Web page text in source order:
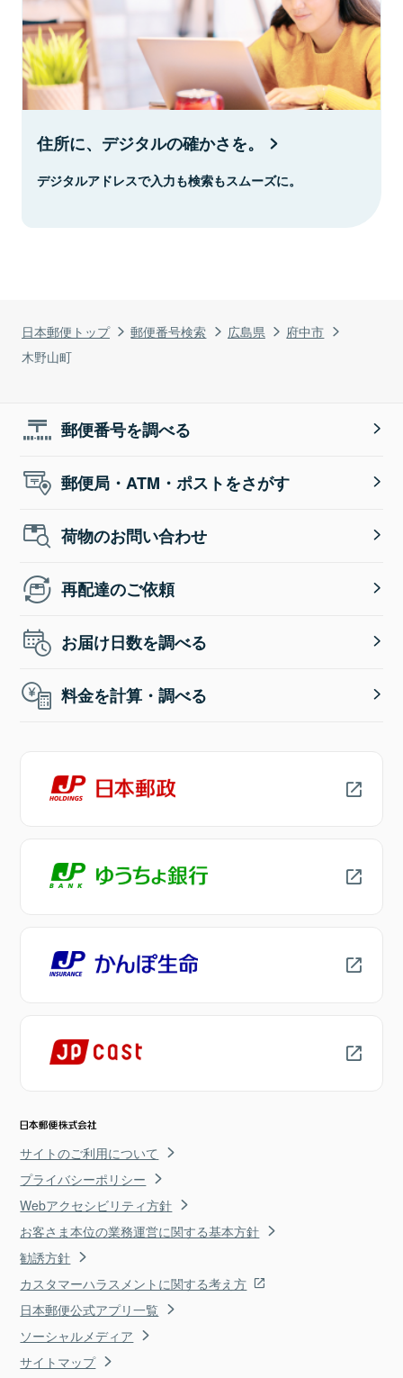
日本郵便トップ 郵便番号検索 広島県
府中市
木野山町
住所に、デジタルの確かさを。
デジタルアドレスで入力も検索もスムーズに。
郵便番号を調べる
郵便局・ATM・ポストをさがす
荷物のお問い合わせ
再配達のご依頼
お届け日数を調べる
料金を計算・調べる
サイトのご利用について
プライバシーポリシー
Webアクセシビリティ方針
お客さま本位の業務運営に関する基本方針
勧誘方針
カスタマーハラスメントに関する考え方
日本郵便公式アプリ一覧
ソーシャルメディア
サイトマップ